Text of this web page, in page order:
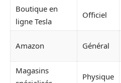
Boutique en
ligne Tesla
Officiel
Amazon Général
Magasins
Physique